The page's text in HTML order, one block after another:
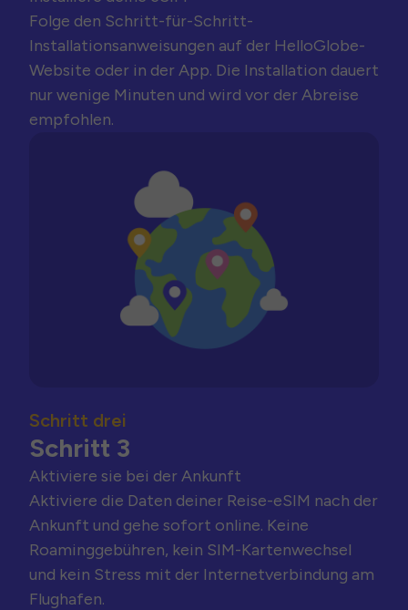
Folge den Schritt-für-Schritt-
Installationsanweisungen auf der HelloGlobe-
Website oder in der App. Die Installation dauert
nur wenige Minuten und wird vor der Abreise
empfohlen.
Schritt drei
Schritt 3
Aktiviere sie bei der Ankunft
Aktiviere die Daten deiner Reise-eSIM nach der
Ankunft und gehe sofort online. Keine
Roaminggebühren, kein SIM-Kartenwechsel
und kein Stress mit der Internetverbindung am
Flughafen.